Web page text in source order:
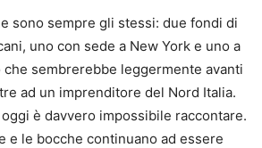
sono sempre gli stessi: due fondi di
uno con sede a New York e uno a
sembrerebbe leggermente avanti
ad un imprenditore del Nord Italia.
è davvero impossibile raccontare.
e le bocche continuano ad essere